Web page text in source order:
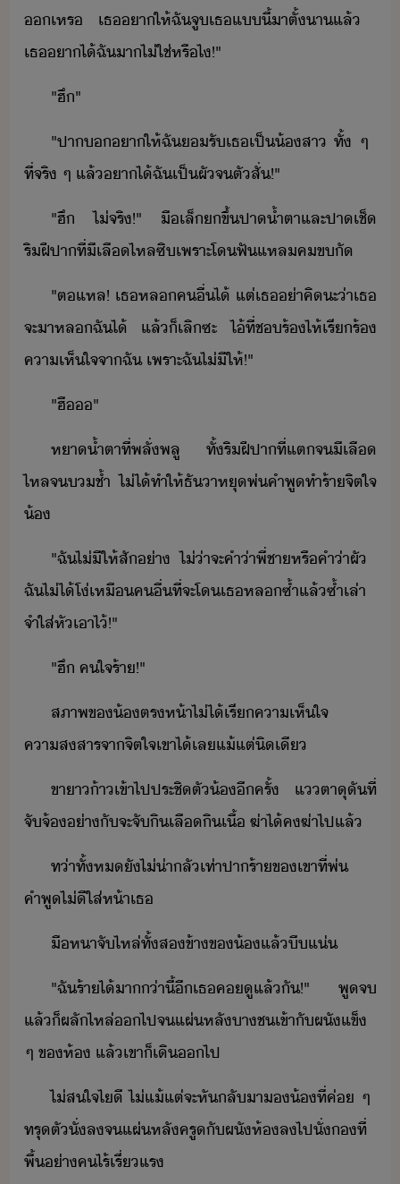
​เหร​ ​เธ​า​ให้​ฉั​จู​เธ​แี้​าตั​้​า​แล้​ ​
เธ​าไ้​ฉั​า​ไ่ใช่​หรืไ​!​"
"​ฮึ​"
"​ปา​​า​ให้​ฉั​รั​เธ​เป็​้สา​ ​ทั้​ ​ๆ​ ​
ที่จริ​ ​ๆ​ ​แล้​าไ้​ฉั​เป็​ผั​จ​ตัสั่​!​"​
"​ฮึ​ ​ไ่​จริ​!​"​ ​ื​เล็​ขึ้​ปา​้ำตา​และ​ปา​เช็​
ริฝีปา​ที่​ี​เลื​ไหล​ซิ​เพราะ​โ​ฟั​แหลค​ขั
"​ตแหล​!​ ​เธ​หล​คื่​ไ้​ ​แต่​เธ​่า​คิ​ะ​่า​เธ​
จะ​า​หล​ฉั​ไ้​ ​แล้็​เลิ​ซะ​ ​ไ้​ที่​ช​ร้ไห้​เรีร้​
คาเห็ใจ​จา​ฉั​ ​เพราะ​ฉั​ไ่ี​ให้​!​"
"​ฮื​​"
หา้ำ​ตา​ที่​พลั่​พลู​ ​ทั้​ริฝีปา​ที่​แต​จ​ี​เลื​
ไหล​จ​​ช้ำ​ ​ไ่ไ้​ทำให้​ธัา​หุ​พ่​คำพู​ทำร้า​จิตใจ​
้
"​ฉั​ไ่ี​ให้​สั​่า​ ​ไ่่า​จะ​คำ​่า​พี่ชา​หรื​คำ​่า​ผั​ ​
ฉั​ไ่ไ้​โ่​เหื​คื่​ที่จะ​โ​เธ​หล​ซ้ำแล้ซ้ำเล่า​ ​
จำ​ใส่​หั​เาไ้​!​"
"​ฮึ​ ​คใจร้า​!​"
สภาพ​ข​้​ตรห้า​ไ่ไ้​เรี​คาเห็ใจ​ ​
คาสสาร​จา​จิตใจ​เขา​ไ้​เล​แ้แต่​ิเี
ขาา​​้า​เข้าไป​ประชิตั​้​ีครั้​ ​แตา​ุั​ที่
จั​จ้​่า​ั​จะ​จั​ิ​เลื​ิ​เื้​ ​ฆ่า​ไ้​ค​ฆ่า​ไป​แล้​
ท่า​ทั้ห​ั​ไ่่า​ลั​เท่า​ปาร้า​ข​เขา​ที่​พ่​
คำพู​ไ่ี​ใส่​ห้า​เธ
ื​หา​จั​ไหล่​ทั้ส​ข้า​ข​้​แล้​ี​แ่
"​ฉั​ร้า​ไ้า​​่าี​้​ี​เธ​ค​ูแล​้​ั​!​"​ ​พู​จ​
แล้็​ผลั​ไหล่​​ไป​จ​แผ่​หลั​า​ช​เข้าั​ผั​แข็​ ​
ๆ​ ​ข​ห้​ ​แล้​เขา​็​เิ​​ไป
ไ่ส​ใจ​ไี​ ​ไ่​แ้แต่​จะ​หัลั​า​​้​ที่​ค่​ ​ๆ​ ​
ทรุตั​ั่ล​จ​แผ่​หลั​ครู​ั​ผัห้​ล​ไป​ั่​​ที่​
พื้​่า​ค​ไร้​เรี่แร